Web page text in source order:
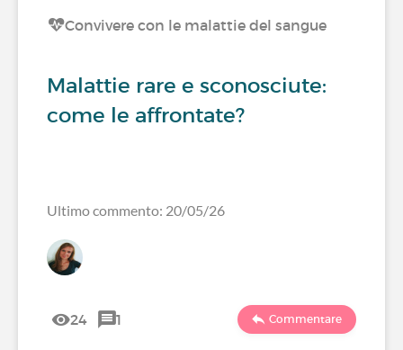
Convivere con le malattie del sangue
Malattie rare e sconosciute:
come le affrontate?
Ultimo commento: 20/05/26
24 1 Commentare